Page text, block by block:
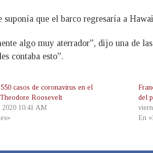
suponía que el barco regresaría a
algo muy aterrador”, dijo una de
contaba esto”.
casos de coronavirus en el
Roosevelt
10:41 AM
del
En